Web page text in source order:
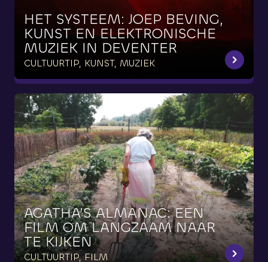
HET SYSTEEM: JOEP BEVING,
KUNST EN ELEKTRONISCHE
MUZIEK IN DEVENTER
CULTUURTIP, KUNST, MUZIEK
AGATHA’S ALMANAC: EEN
FILM OM LANGZAAM NAAR
TE KIJKEN
CULTUURTIP, FILM